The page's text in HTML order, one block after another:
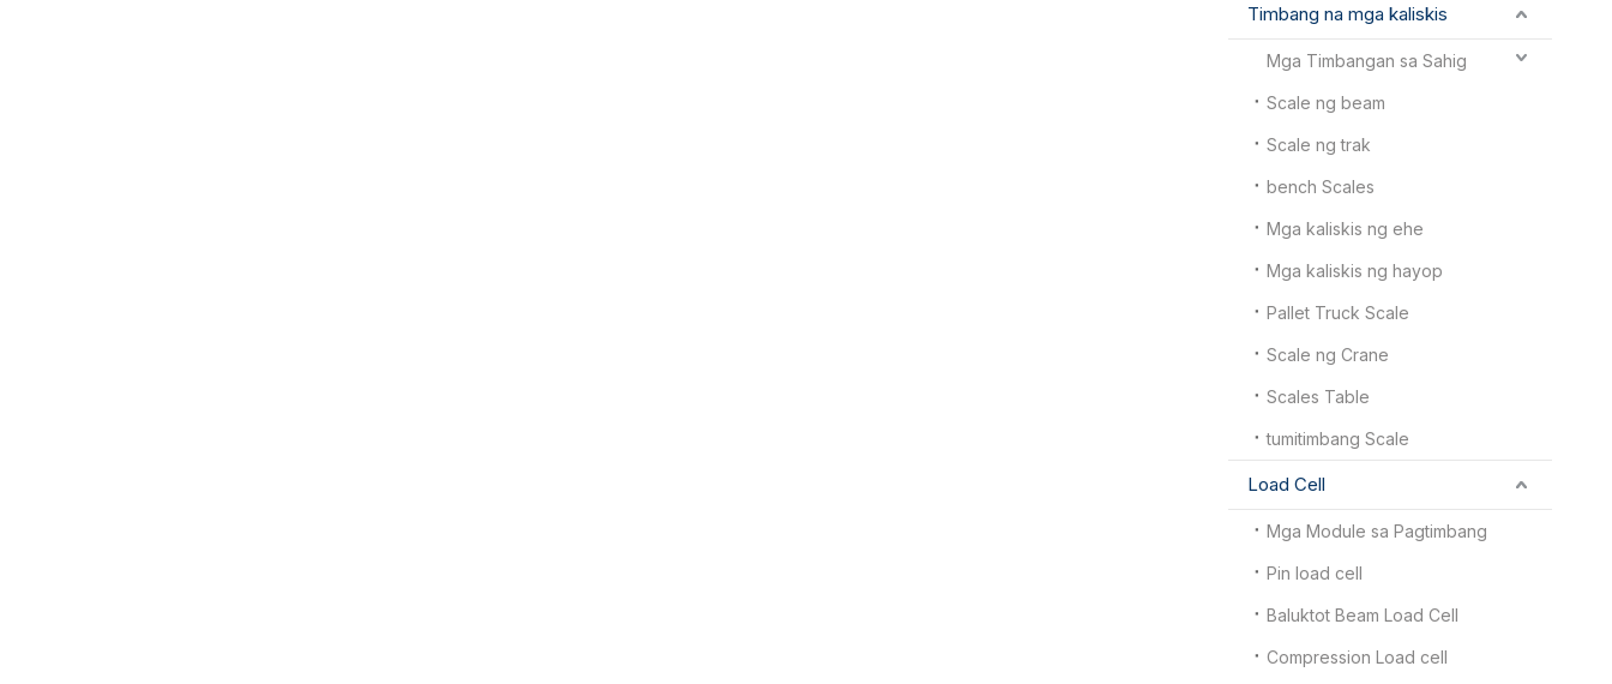
Timbang na mga kaliskis
Mga Timbangan sa Sahig
Scale ng beam
Scale ng trak
bench Scales
Mga kaliskis ng ehe
Mga kaliskis ng hayop
Pallet Truck Scale
Scale ng Crane
Scales Table
tumitimbang Scale
Load Cell
Mga Module sa Pagtimbang
Pin load cell
Baluktot Beam Load Cell
Compression Load cell